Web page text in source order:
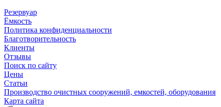
Резервуар
Ёмкость
Политика конфиденциальности
Благотворительность
Клиенты
Отзывы
Поиск по сайту
Цены
Статьи
Производство очистных сооружений, емкостей, оборудования
Карта сайта